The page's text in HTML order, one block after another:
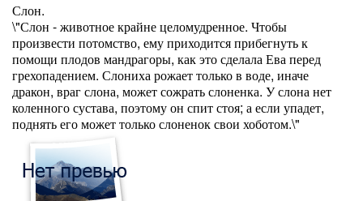
Слон.
\"Слон - животное крайне целомудренное. Чтобы
произвести потомство, ему приходится прибегнуть к
помощи плодов мандрагоры, как это сделала Ева перед
грехопадением. Слониха рожает только в воде, иначе
дракон, враг слона, может сожрать слоненка. У слона нет
коленного сустава, поэтому он спит стоя; а если упадет,
поднять его может только слоненок свои хоботом.\"